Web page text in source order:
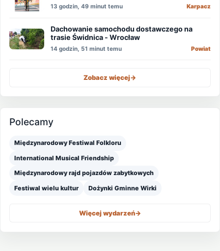
13 godzin, 49 minut temu Karpacz
Dachowanie samochodu dostawczego na
trasie Świdnica - Wrocław
14 godzin, 51 minut temu Powiat
Zobacz więcej->
Polecamy
Międzynarodowy Festiwal Folkloru
International Musical Friendship
Międzynarodowy rajd pojazdów zabytkowych
Festiwal wielu kultur Dożynki Gminne Wirki
Więcej wydarzeń->